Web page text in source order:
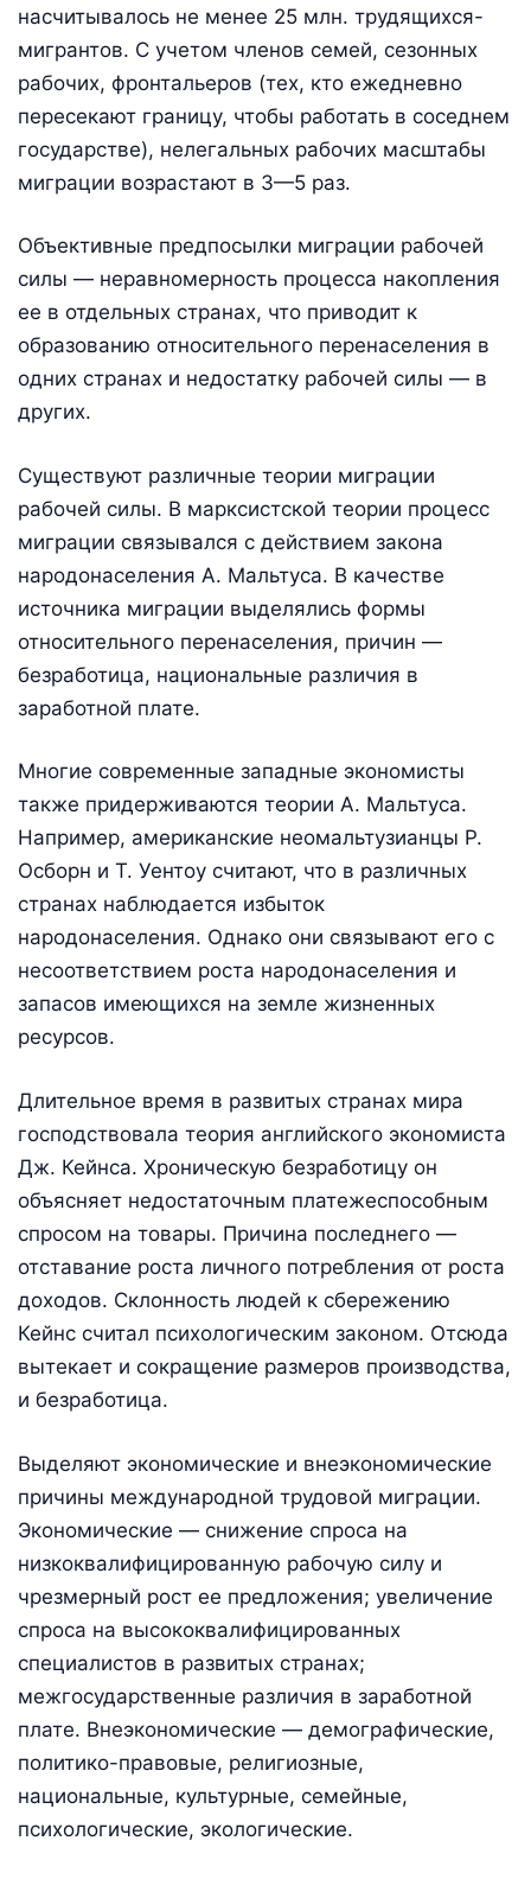
насчитывалось не менее 25 млн. трудящихся-
мигрантов. С учетом членов семей, сезонных
рабочих, фронтальеров (тех, кто ежедневно
пересекают границу, чтобы работать в соседнем
государстве), нелегальных рабочих масштабы
миграции возрастают в 3—5 раз.
Объективные предпосылки миграции рабочей
силы — неравномерность процесса накопления
ее в отдельных странах, что приводит к
образованию относительного перенаселения в
одних странах и недостатку рабочей силы — в
других.
Существуют различные теории миграции
рабочей силы. В марксистской теории процесс
миграции связывался с действием закона
народонаселения А. Мальтуса. В качестве
источника миграции выделялись формы
относительного перенаселения, причин —
безработица, национальные различия в
заработной плате.
Многие современные западные экономисты
также придерживаются теории А. Мальтуса.
Например, американские неомальтузианцы Р.
Осборн и Т. Уентоу считают, что в различных
странах наблюдается избыток
народонаселения. Однако они связывают его с
несоответствием роста народонаселения и
запасов имеющихся на земле жизненных
ресурсов.
Длительное время в развитых странах мира
господствовала теория английского экономиста
Дж. Кейнса. Хроническую безработицу он
объясняет недостаточным платежеспособным
спросом на товары. Причина последнего —
отставание роста личного потребления от роста
доходов. Склонность людей к сбережению
Кейнс считал психологическим законом. Отсюда
вытекает и сокращение размеров производства,
и безработица.
Выделяют экономические и внеэкономические
причины международной трудовой миграции.
Экономические — снижение спроса на
низкоквалифицированную рабочую силу и
чрезмерный рост ее предложения; увеличение
спроса на высококвалифицированных
специалистов в развитых странах;
межгосударственные различия в заработной
плате. Внеэко­номические — демографические,
политико-правовые, религиозные,
национальные, культурные, семейные,
психологические, экологические.